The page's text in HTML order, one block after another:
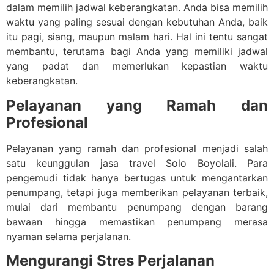
dalam memilih jadwal keberangkatan. Anda bisa memilih
waktu yang paling sesuai dengan kebutuhan Anda, baik
itu pagi, siang, maupun malam hari. Hal ini tentu sangat
membantu, terutama bagi Anda yang memiliki jadwal
yang padat dan memerlukan kepastian waktu
keberangkatan.
Pelayanan yang Ramah dan
Profesional
Pelayanan yang ramah dan profesional menjadi salah
satu keunggulan jasa travel Solo Boyolali. Para
pengemudi tidak hanya bertugas untuk mengantarkan
penumpang, tetapi juga memberikan pelayanan terbaik,
mulai dari membantu penumpang dengan barang
bawaan hingga memastikan penumpang merasa
nyaman selama perjalanan.
Mengurangi Stres Perjalanan